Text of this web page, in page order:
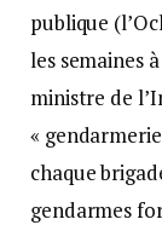
publique
les semaines
ministre de
«
chaque
gendarmes